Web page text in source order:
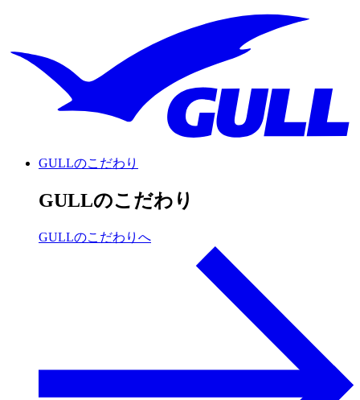
GULLのこだわり
GULLのこだわり
GULLのこだわりへ